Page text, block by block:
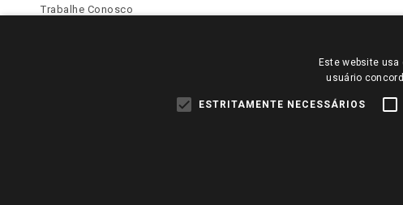
Trabalhe Conosco
PARA VER OS PREÇOS DA SUA REGIÃO, FAÇA LOGIN E
TODOS OS PREÇOS E CONDIÇÕES COMERCIAIS DESTE SITE
Este website
usuário
ESTRITAMENTE NECESSÁRIOS